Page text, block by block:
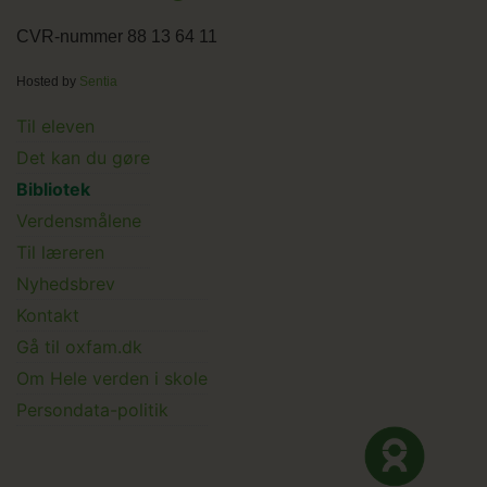
CVR-nummer 88 13 64 11
Hosted by Sentia
Main
menu
Til eleven
Det kan du gøre
Bibliotek
Verdensmålene
Til læreren
Main
Submenu
Nyhedsbrev
Kontakt
Gå til oxfam.dk
Om Hele verden i skole
Persondata-politik